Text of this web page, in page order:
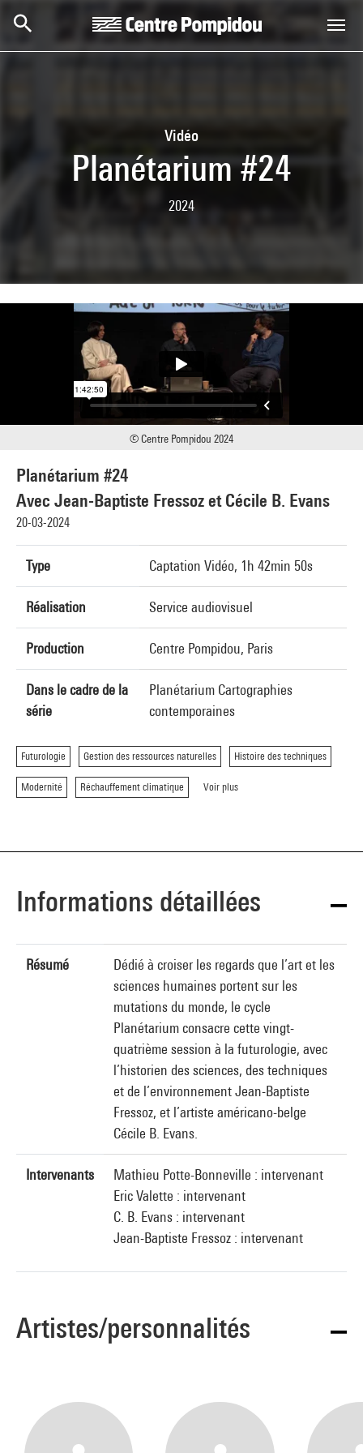
Vidéo
Planétarium #24
2024
Planétarium #24
Avec Jean-Baptiste Fressoz et Cécile B. Evans
20-03-2024
Type Captation Vidéo, 1h 42min 50s
Réalisation Service audiovisuel
Production Centre Pompidou, Paris
Dans le cadre de la
série
Planétarium Cartographies
contemporaines
Futurologie Gestion des ressources naturelles Histoire des techniques
Modernité Réchauffement climatique Voir plus
© Centre Pompidou 2024
Informations détaillées
Résumé
Dédié à croiser les regards que l’art et les
sciences humaines portent sur les
mutations du monde, le cycle
Planétarium consacre cette vingt-
quatrième session à la futurologie, avec
l’historien des sciences, des techniques
et de l’environnement Jean-Baptiste
Fressoz, et l’artiste américano-belge
Cécile B. Evans.
Intervenants
Mathieu Potte-Bonneville : intervenant
Eric Valette : intervenant
C. B. Evans : intervenant
Jean-Baptiste Fressoz : intervenant
Artistes/personnalités